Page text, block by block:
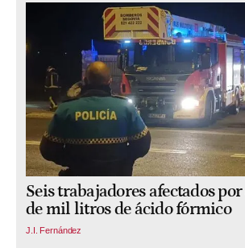
Seis trabajadores afectados
de mil litros de ácido fórmico
J.I. Fernández